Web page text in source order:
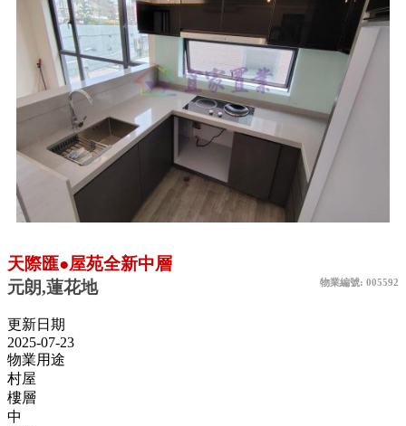
天際匯●屋苑全新中層
元朗,蓮花地
物業編號: 005592
更新日期
2025-07-23
物業用途
村屋
樓層
中